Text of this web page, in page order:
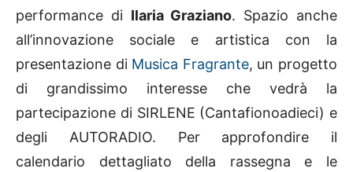
performance di Ilaria Graziano. Spazio anche
all’innovazione sociale e artistica con la
presentazione di Musica Fragrante, un progetto
di grandissimo interesse che vedrà la
partecipazione di SIRLENE (Cantafionoadieci) e
degli AUTORADIO. Per approfondire il
calendario dettagliato della rassegna e le